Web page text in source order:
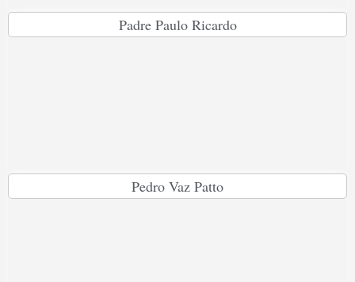
Padre Paulo Ricardo
Pedro Vaz Patto